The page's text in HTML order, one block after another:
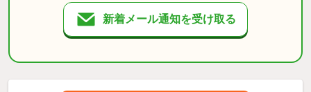
新着メール通知を受け取る